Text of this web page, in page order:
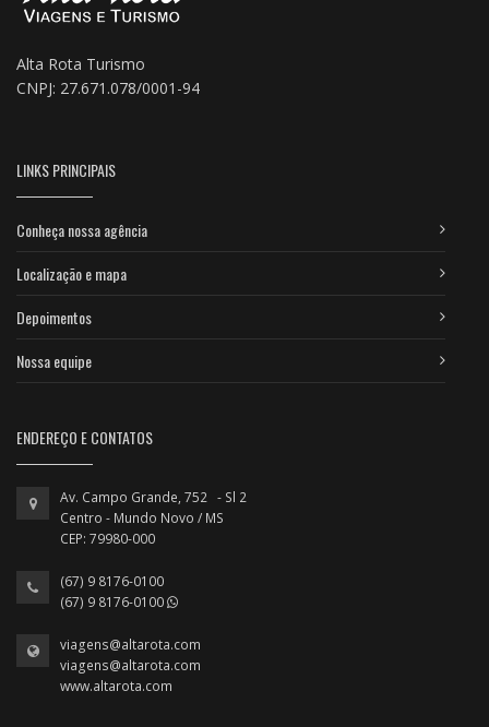
Alta Rota Turismo
CNPJ: 27.671.078/0001-94
LINKS PRINCIPAIS
Conheça nossa agência
Localização e mapa
Depoimentos
Nossa equipe
ENDEREÇO E CONTATOS
Av. Campo Grande, 752 - Sl 2
Centro - Mundo Novo / MS
CEP: 79980-000
(67) 9 8176-0100
(67) 9 8176-0100
viagens@altarota.com
viagens@altarota.com
www.altarota.com